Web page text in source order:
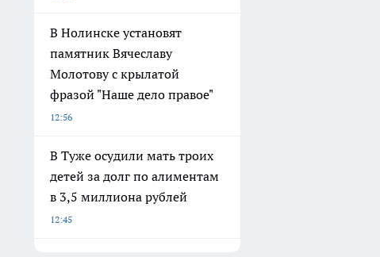
В Нолинске установят
памятник Вячеславу
Молотову с крылатой
фразой "Наше дело правое"
12:56
В Туже осудили мать троих
детей за долг по алиментам
в 3,5 миллиона рублей
12:45